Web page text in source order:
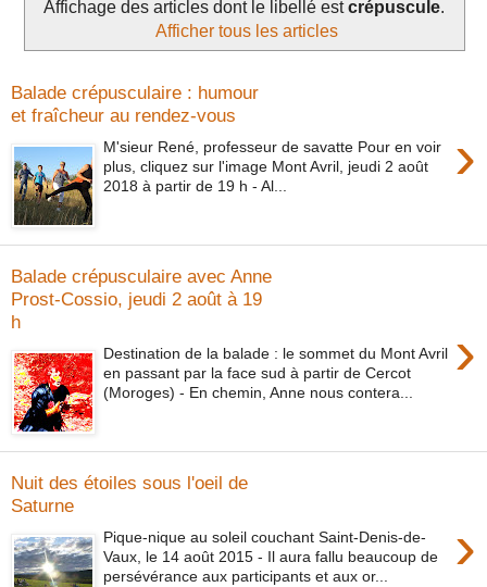
Affichage des articles dont le libellé estcrépuscule.
Afficher tous les articles
Balade crépusculaire : humour
et fraîcheur au rendez-vous
›
M'sieur René, professeur de savatte Pour en voir
plus, cliquez sur l'image Mont Avril, jeudi 2 août
2018 à partir de 19 h - Al...
Balade crépusculaire avec Anne
Prost-Cossio, jeudi 2 août à 19
h
›
Destination de la balade : le sommet du Mont Avril
en passant par la face sud à partir de Cercot
(Moroges) - En chemin, Anne nous contera...
Nuit des étoiles sous l'oeil de
Saturne
›
Pique-nique au soleil couchant Saint-Denis-de-
Vaux, le 14 août 2015 - Il aura fallu beaucoup de
persévérance aux participants et aux or...